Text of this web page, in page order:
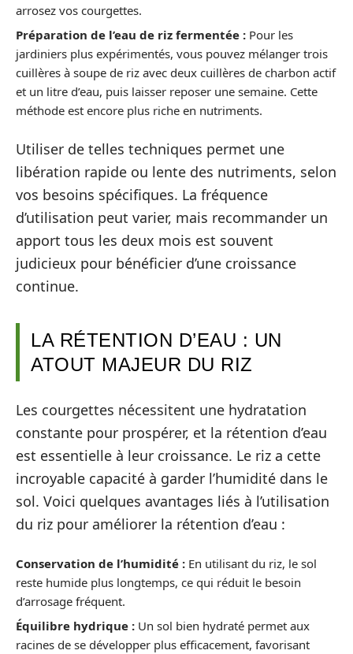
arrosez vos courgettes.
Préparation de l’eau de riz fermentée : Pour les
jardiniers plus expérimentés, vous pouvez mélanger trois
cuillères à soupe de riz avec deux cuillères de charbon actif
et un litre d’eau, puis laisser reposer une semaine. Cette
méthode est encore plus riche en nutriments.
Utiliser de telles techniques permet une
libération rapide ou lente des nutriments, selon
vos besoins spécifiques. La fréquence
d’utilisation peut varier, mais recommander un
apport tous les deux mois est souvent
judicieux pour bénéficier d’une croissance
continue.
LA RÉTENTION D’EAU : UN
ATOUT MAJEUR DU RIZ
Les courgettes nécessitent une hydratation
constante pour prospérer, et la rétention d’eau
est essentielle à leur croissance. Le riz a cette
incroyable capacité à garder l’humidité dans le
sol. Voici quelques avantages liés à l’utilisation
du riz pour améliorer la rétention d’eau :
Conservation de l’humidité : En utilisant du riz, le sol
reste humide plus longtemps, ce qui réduit le besoin
d’arrosage fréquent.
Équilibre hydrique : Un sol bien hydraté permet aux
racines de se développer plus efficacement, favorisant